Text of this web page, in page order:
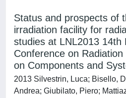
Status and prospects of
irradiation facility for
studies at LNL2013 14th
Conference on
on Components and
2013 Silvestrin, Luca; Bisello,
Andrea; Giubilato, Piero;